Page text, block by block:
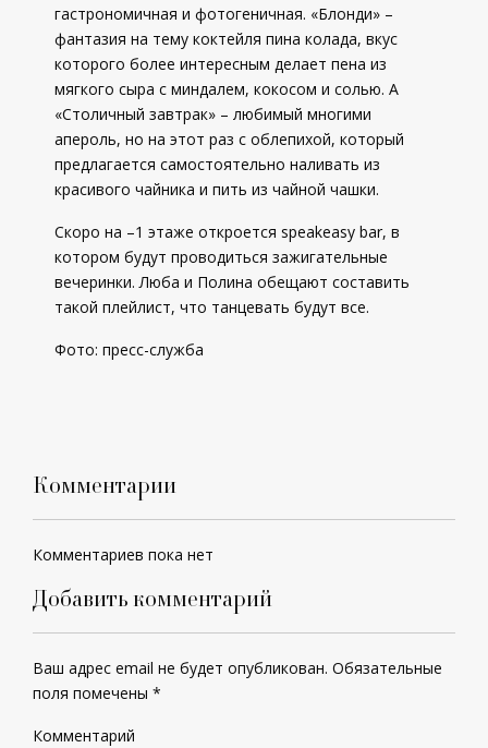
гастрономичная и фотогеничная. «Блонди» –
фантазия на тему коктейля пина колада, вкус
которого более интересным делает пена из
мягкого сыра с миндалем, кокосом и солью. А
«Столичный завтрак» – любимый многими
апероль, но на этот раз с облепихой, который
предлагается самостоятельно наливать из
красивого чайника и пить из чайной чашки.
Скоро на –1 этаже откроется speakeasy bar, в
котором будут проводиться зажигательные
вечеринки. Люба и Полина обещают составить
такой плейлист, что танцевать будут все.
Фото: пресс-служба
Комментарии
Комментариев пока нет
Добавить комментарий
Ваш адрес email не будет опубликован. Обязательные
поля помечены *
Комментарий